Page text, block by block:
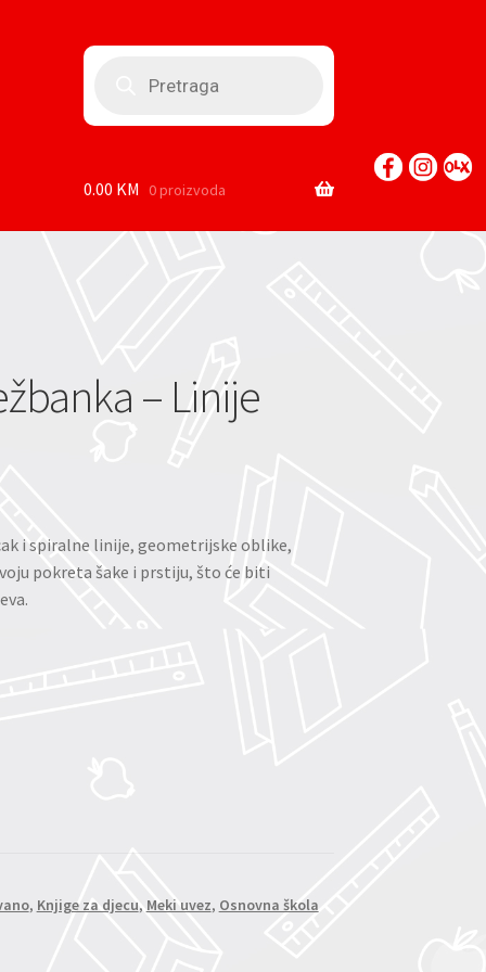
0.00 KM 0 proizvoda
– Linije
i spiralne linije, geometrijske oblike,
pokreta šake i prstiju, što će biti
, Knjige za djecu, Meki uvez, Osnovna škola